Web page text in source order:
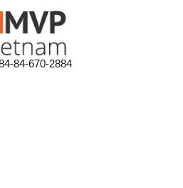
84-670-2884‬